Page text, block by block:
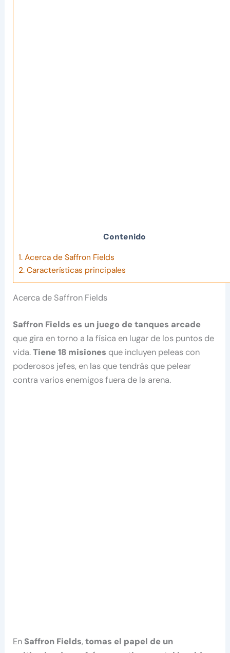
Contenido
1. Acerca de Saffron Fields
2. Características principales
Acerca de Saffron Fields
Saffron Fields es un juego de tanques arcade
que gira en torno a la física en lugar de los puntos de
vida.Tiene 18 misiones que incluyen peleas con
poderosos jefes, en las que tendrás que pelear
contra varios enemigos fuera de la arena.
En Saffron Fields,tomas el papel de un